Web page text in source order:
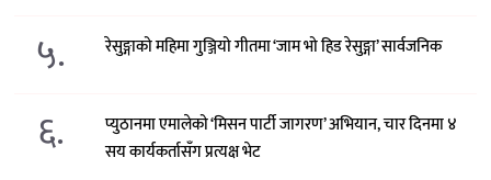
५. रेसुङ्गाको महिमा गुञ्जियो गीतमा ‘जाम भो हिड रेसुङ्गा’ सार्वजनिक
६.
प्युठानमा एमालेको ‘मिसन पार्टी जागरण’ अभियान, चार दिनमा ४
सय कार्यकर्तासँग प्रत्यक्ष भेट